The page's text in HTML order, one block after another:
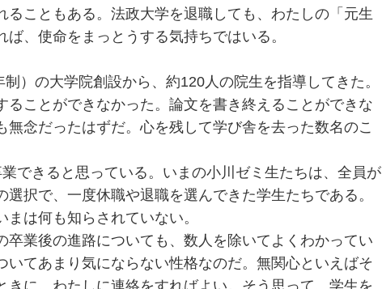
ることもある。法政大学を退職しても、わたしの「元生
、使命をまっとうする気持ちではいる。
）の大学院創設から、約120人の院生を指導してきた。
ることができなかった。論文を書き終えることができな
無念だったはずだ。心を残して学び舎を去った数名のこ
できると思っている。いまの小川ゼミ生たちは、全員が
択で、一度休職や退職を選んできた学生たちである。
は何も知らされていない。
業後の進路についても、数人を除いてよくわかってい
いてあまり気にならない性格なのだ。無関心といえばそ
きに、わたしに連絡をすればよい。そう思って、学生を